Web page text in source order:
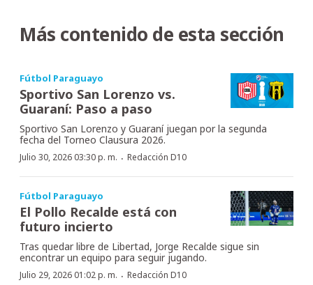
Más contenido de esta sección
Fútbol Paraguayo
Sportivo San Lorenzo vs.
Guaraní: Paso a paso
Sportivo San Lorenzo y Guaraní juegan por la segunda
fecha del Torneo Clausura 2026.
Julio 30, 2026 03:30 p. m. · Redacción D10
Fútbol Paraguayo
El Pollo Recalde está con
futuro incierto
Tras quedar libre de Libertad, Jorge Recalde sigue sin
encontrar un equipo para seguir jugando.
Julio 29, 2026 01:02 p. m. · Redacción D10